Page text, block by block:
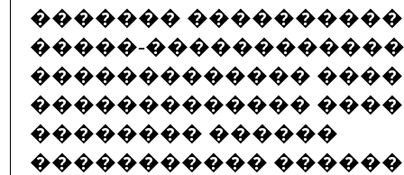
�������
�����-
�������������
�������������
�������� ������
�����������